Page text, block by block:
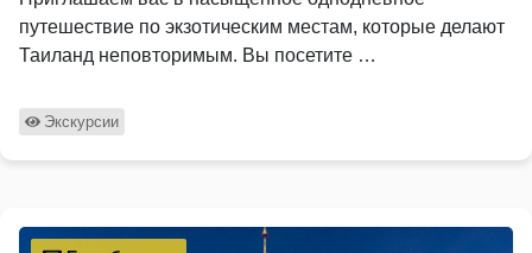
путешествие по экзотическим местам, которые делают
Таиланд неповторимым. Вы посетите …
Экскурсии